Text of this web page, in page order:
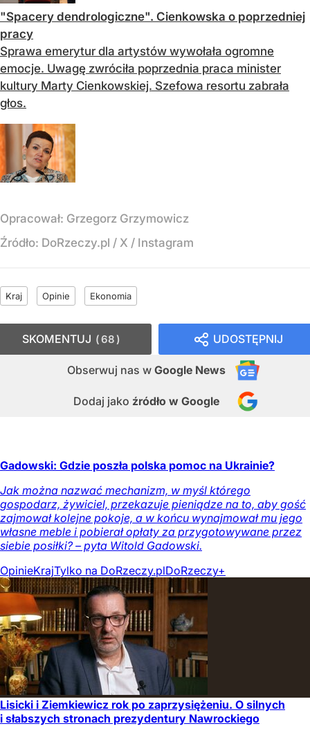
"Spacery dendrologiczne". Cienkowska o poprzedniej
pracy
Sprawa emerytur dla artystów wywołała ogromne
emocje. Uwagę zwróciła poprzednia praca minister
kultury Marty Cienkowskiej. Szefowa resortu zabrała
głos.
Opracował: Grzegorz Grzymowicz
Źródło: DoRzeczy.pl / X / Instagram
Kraj Opinie Ekonomia
UDOSTĘPNIJ
Obserwuj nas w Google News
Dodaj jako źródło w Google
SKOMENTUJ 68
Gadowski: Gdzie poszła polska pomoc na Ukrainie?
Jak można nazwać mechanizm, w myśl którego
gospodarz, żywiciel, przekazuje pieniądze na to, aby gość
zajmował kolejne pokoje, a w końcu wynajmował mu jego
własne meble i pobierał opłaty za przygotowywane przez
siebie posiłki? – pyta Witold Gadowski.
OpinieKrajTylko na DoRzeczy.plDoRzeczy+
Lisicki i Ziemkiewicz rok po zaprzysiężeniu. O silnych
i słabszych stronach prezydentury Nawrockiego